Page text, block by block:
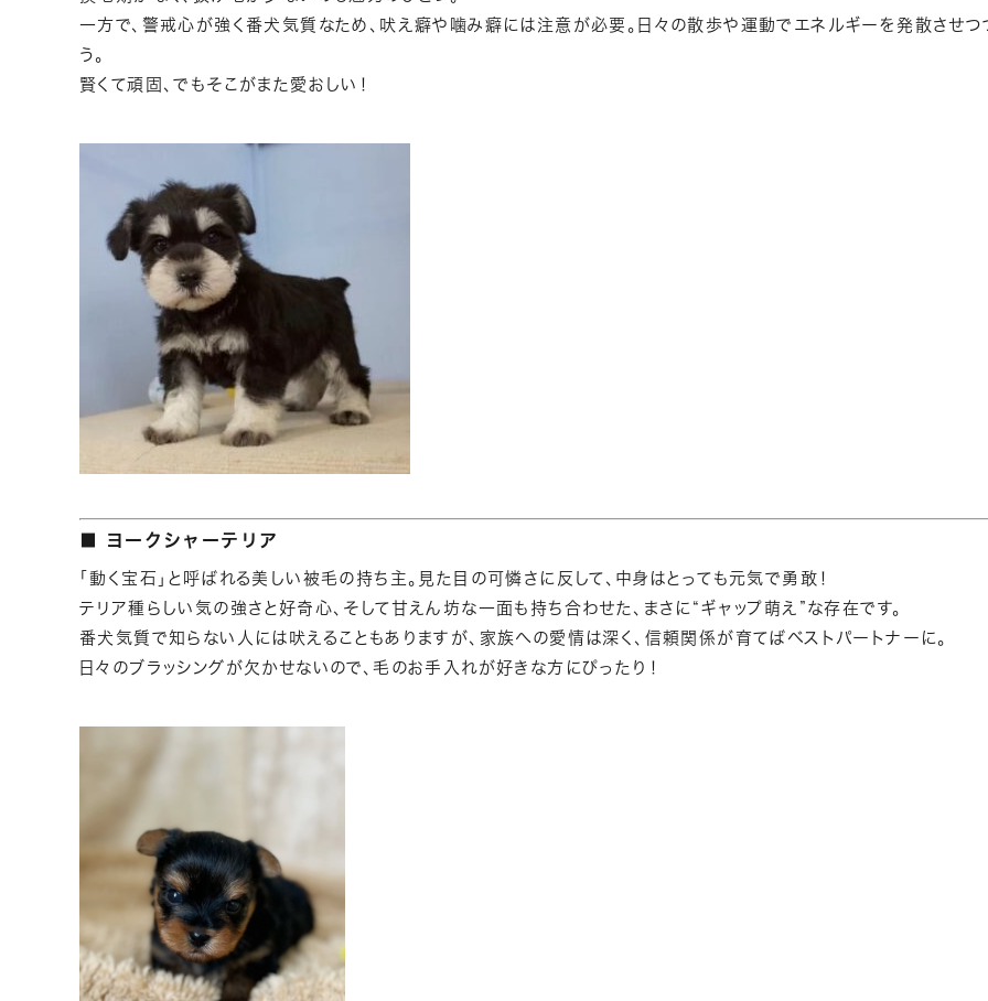
一方で、警戒心が強く番犬気質なため、吠え癖や噛み癖には注意が必要。日々の散歩や運動でエネルギーを発散させつ
う。
賢くて頑固、でもそこがまた愛おしい！
■ ヨークシャーテリア
「動く宝石」と呼ばれる美しい被毛の持ち主。見た目の可憐さに反して、中身はとっても元気で勇敢！
テリア種らしい気の強さと好奇心、そして甘えん坊な一面も持ち合わせた、まさに“ギャップ萌え”な存在です。
番犬気質で知らない人には吠えることもありますが、家族への愛情は深く、信頼関係が育てばベストパートナーに。
日々のブラッシングが欠かせないので、毛のお手入れが好きな方にぴったり！